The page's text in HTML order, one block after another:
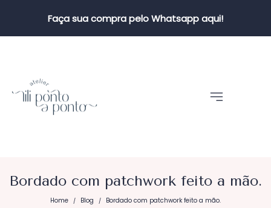
Faça sua compra pelo Whatsapp aqui!
Bordado com patchwork feito a mão.
Home / Blog / Bordado com patchwork feito a mão.